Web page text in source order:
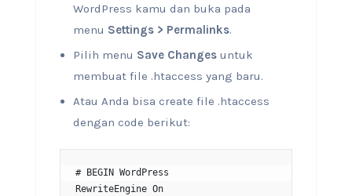
WordPress kamu dan buka pada
menu Settings > Permalinks.
Pilih menu Save Changes untuk
membuat file .htaccess yang baru.
Atau Anda bisa create file .htaccess
dengan code berikut:
# BEGIN WordPress
RewriteEngine On